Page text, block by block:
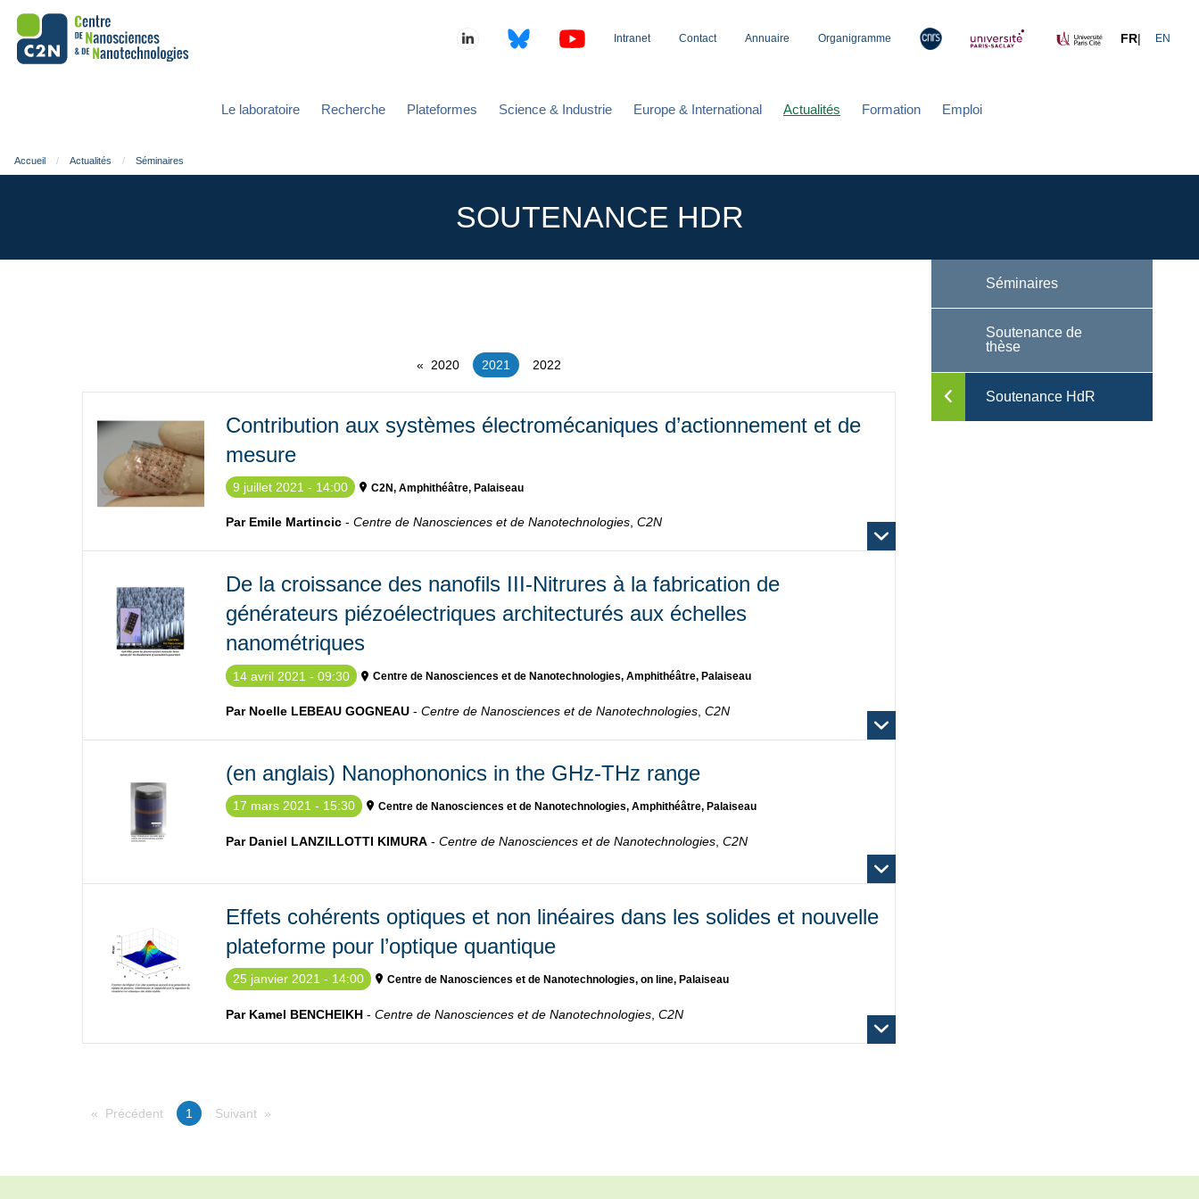
Intranet Contact Annuaire Organigramme FR| EN
Le laboratoire Recherche Plateformes Science & Industrie Europe & International Actualités Formation Emploi
Accueil Actualités Séminaires
SOUTENANCE HDR
2020 You're on page
2021 2022
Contribution aux systèmes électromécaniques d’actionnement et de
mesure
9 juillet 2021 - 14:00 C2N, Amphithéâtre, Palaiseau
Par Emile Martincic - Centre de Nanosciences et de Nanotechnologies, C2N
De la croissance des nanofils III-Nitrures à la fabrication de
générateurs piézoélectriques architecturés aux échelles
nanométriques
14 avril 2021 - 09:30 Centre de Nanosciences et de Nanotechnologies, Amphithéâtre, Palaiseau
Par Noelle LEBEAU GOGNEAU - Centre de Nanosciences et de Nanotechnologies C2N
(en anglais) Nanophononics in the GHz-THz range
17 mars 2021 - 15:30 Centre de Nanosciences et de Nanotechnologies, Amphithéâtre, Palaiseau
Par Daniel LANZILLOTTI KIMURA - Centre de Nanosciences et de Nanotechnologies C2N
Effets cohérents optiques et non linéaires dans les solides et nouvelle
plateforme pour l’optique quantique
25 janvier 2021 - 14:00 Centre de Nanosciences et de Nanotechnologies, on line, Palaiseau
Par Kamel BENCHEIKH - Centre de Nanosciences et de Nanotechnologies C2N
Précédent You're on page
1 Suivant
Séminaires
Soutenance de
thèse
Soutenance HdR
Toggle menu